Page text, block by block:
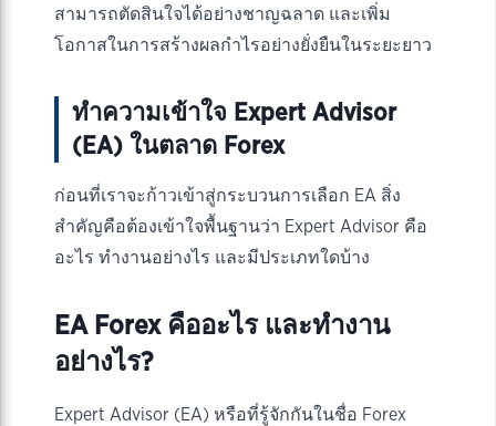
สามารถตัดสินใจได้อย่างชาญฉลาด และเพิ่ม
โอกาสในการสร้างผลกำไรอย่างยั่งยืนในระยะยาว
ทำความเข้าใจ Expert Advisor
(EA) ในตลาด Forex
ก่อนที่เราจะก้าวเข้าสู่กระบวนการเลือก EA สิ่ง
สำคัญคือต้องเข้าใจพื้นฐานว่า Expert Advisor คือ
อะไร ทำงานอย่างไร และมีประเภทใดบ้าง
EA Forex คืออะไร และทำงาน
อย่างไร?
Expert Advisor (EA) หรือที่รู้จักกันในชื่อ Forex